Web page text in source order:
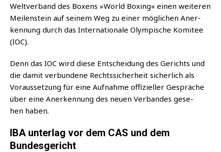
Welt­ver­band des Boxens »World Boxing« einen wei­te­ren
Mei­len­stein auf sei­nem Weg zu einer mög­li­chen Aner­
ken­nung durch das Inter­na­tio­na­le Olym­pi­sche Komi­tee
(IOC).
Denn das IOC wird die­se Ent­schei­dung des Gerichts und
die damit ver­bun­de­ne Rechts­si­cher­heit sicher­lich als
Vor­aus­set­zung für eine Auf­nah­me offi­zi­el­ler Gesprä­che
über eine Aner­ken­nung des neu­en Ver­ban­des gese­
hen haben.
IBA unterlag vor dem CAS und dem
Bundesgericht